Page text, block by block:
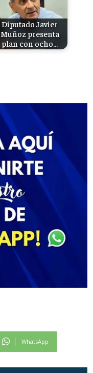
Diputado Javier
Muñoz presenta
plan con ocho…
WhatsApp